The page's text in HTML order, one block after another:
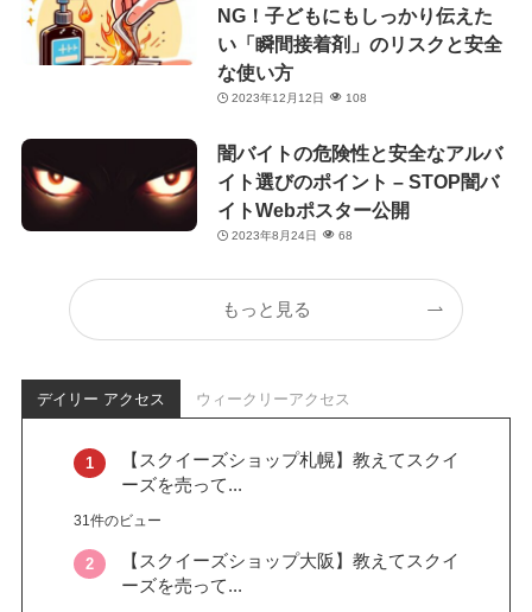
NG！子どもにもしっかり伝えた
い「瞬間接着剤」のリスクと安全
な使い方
2023年12月12日 108
闇バイトの危険性と安全なアルバ
イト選びのポイント – STOP闇バ
イトWebポスター公開
2023年8月24日 68
もっと見る
デイリー アクセス ウィークリーアクセス
【スクイーズショップ札幌】教えてスクイ
ーズを売って...
31件のビュー
【スクイーズショップ大阪】教えてスクイ
ーズを売って...